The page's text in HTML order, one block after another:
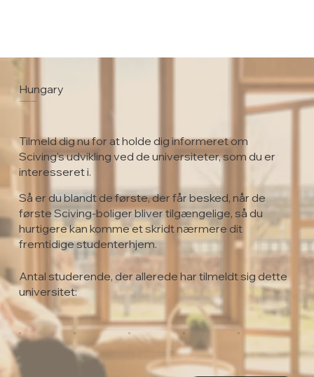
Hungary
Semmelweis University
Tilmeld dig nu for at holde dig informeret om
Sciving's udvikling ved de universiteter, som du er
interesseret i.
Så er du blandt de første, der får besked, når de
første Sciving-boliger bliver tilgængelige, så du
hurtigere kan komme et skridt nærmere dit
fremtidige studenterhjem.
Antal studerende, der allerede har tilmeldt sig dette
universitet:
0
0
0
0
0